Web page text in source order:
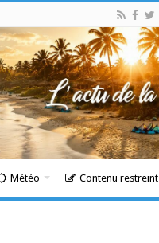
Météo Contenu restreint